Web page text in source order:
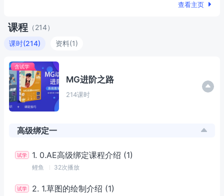
查看主页
课程 （214）
课时(214) 资料(1)
MG进阶之路
214课时
高级绑定一
1. 0.AE高级绑定课程介绍 (1)
鲤鱼 32次播放
2. 1.草图的绘制介绍 (1)